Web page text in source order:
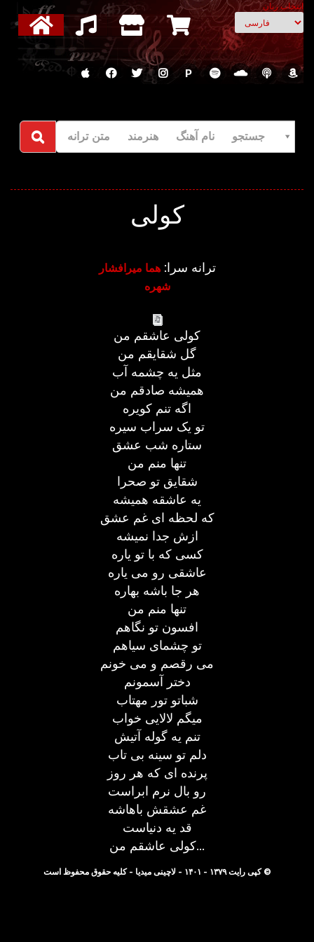
انتخاب زبان
P
جستجو نام آهنگ هنرمند متن ترانه
کولی
ترانه سرا:هما میرافشار
شهره
کولی عاشقم من
گل شقایقم من
مثل یه چشمه آب
همیشه صادقم من
اگه تنم کویره
تو یک سراب سیره
ستاره شب عشق
تنها منم من
شقایق تو صحرا
یه عاشقه همیشه
که لحظه ای غم عشق
ازش جدا نمیشه
کسی که با تو یاره
عاشقی رو می یاره
هر جا باشه بهاره
تنها منم من
افسون تو نگاهم
تو چشمای سیاهم
می رقصم و می خونم
دختر آسمونم
شباتو تور مهتاب
میگم لالایی خواب
تنم یه گوله آتیش
دلم تو سینه بی تاب
پرنده ای که هر روز
رو بال نرم ابراست
غم عشقش باهاشه
قد یه دنیاست
کولی عاشقم من...
© کپی رایت ۱۳۷۹ - ۱۴۰۱ - لاچینی میدیا - کلیه حقوق محفوظ است